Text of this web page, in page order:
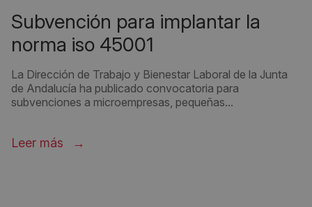
subvención para implantar la
norma iso 45001
La Dirección de Trabajo y Bienestar Laboral de la Junta
de Andalucía ha publicado convocatoria para
subvenciones a microempresas, pequeñas...
Leer más